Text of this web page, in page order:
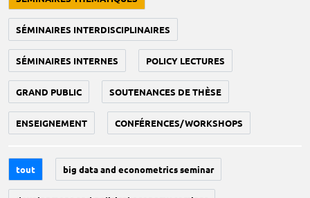
SÉMINAIRES INTERDISCIPLINAIRES
SÉMINAIRES INTERNES POLICY LECTURES
GRAND PUBLIC SOUTENANCES DE THÈSE
ENSEIGNEMENT CONFÉRENCES/WORKSHOPS
tout big data and econometrics seminar